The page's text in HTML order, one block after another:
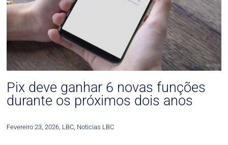
Pix deve ganhar 6 novas funções
durante os próximos dois anos
Fevereiro 23, 2026, LBC, Noticias LBC